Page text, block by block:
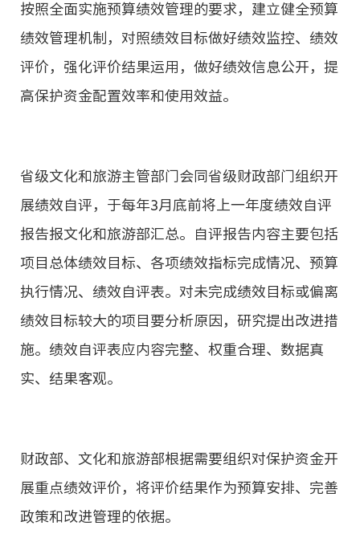
按照全面实施预算绩效管理的要求，建立健全预算
绩效管理机制，对照绩效目标做好绩效监控、绩效
评价，强化评价结果运用，做好绩效信息公开，提
高保护资金配置效率和使用效益。
省级文化和旅游主管部门会同省级财政部门组织开
展绩效自评，于每年3月底前将上一年度绩效自评
报告报文化和旅游部汇总。自评报告内容主要包括
项目总体绩效目标、各项绩效指标完成情况、预算
执行情况、绩效自评表。对未完成绩效目标或偏离
绩效目标较大的项目要分析原因，研究提出改进措
施。绩效自评表应内容完整、权重合理、数据真
实、结果客观。
财政部、文化和旅游部根据需要组织对保护资金开
展重点绩效评价，将评价结果作为预算安排、完善
政策和改进管理的依据。